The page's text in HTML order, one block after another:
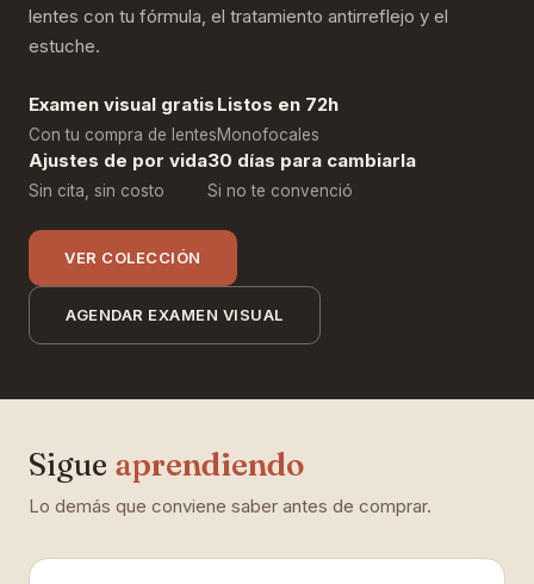
lentes con tu fórmula, el tratamiento antirreflejo y el
estuche.
Examen visual gratis
Con tu compra de lentes
Listos en 72h
Monofocales
Ajustes de por vida
Sin cita, sin costo
30 días para cambiarla
Si no te convenció
VER COLECCIÓN
AGENDAR EXAMEN VISUAL
Sigue aprendiendo
Lo demás que conviene saber antes de comprar.